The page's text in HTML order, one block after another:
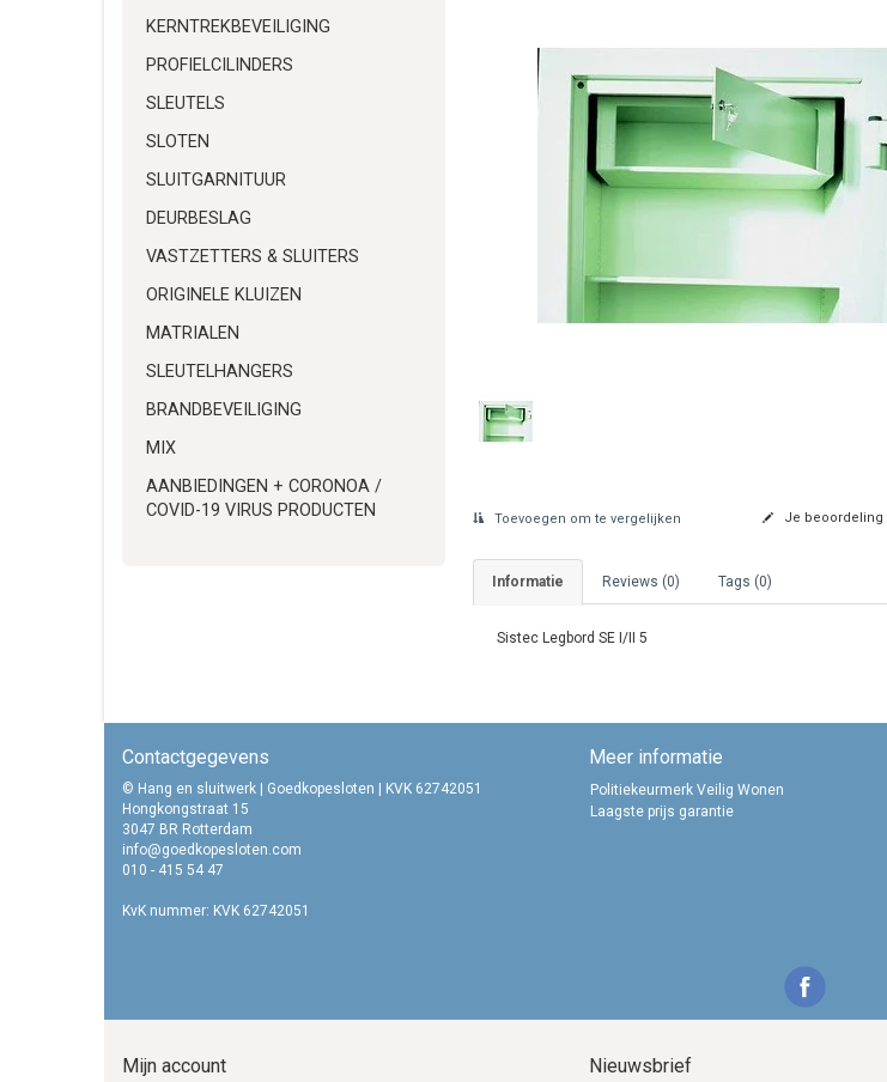
KERNTREKBEVEILIGING
PROFIELCILINDERS
SLEUTELS
SLOTEN
SLUITGARNITUUR
DEURBESLAG
VASTZETTERS & SLUITERS
ORIGINELE KLUIZEN
MATRIALEN
SLEUTELHANGERS
BRANDBEVEILIGING
MIX
AANBIEDINGEN + CORONOA /
COVID-19 VIRUS PRODUCTEN
Toevoegen om te vergelijken Je beoordeling
Informatie Reviews (0) Tags (0)
Sistec Legbord SE I/II 5
Contactgegevens
© Hang en sluitwerk | Goedkopesloten | KVK 62742051
Hongkongstraat 15
3047 BR Rotterdam
info@goedkopesloten.com
010 - 415 54 47
KvK nummer: KVK 62742051
Meer informatie
Politiekeurmerk Veilig Wonen
Laagste prijs garantie
Mijn account Nieuwsbrief